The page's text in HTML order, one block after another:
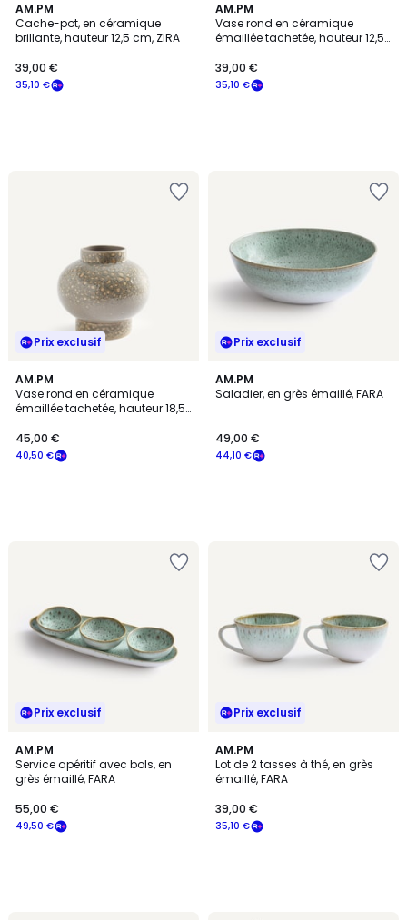
AM.PM
Cache-pot, en céramique
brillante, hauteur 12,5 cm, ZIRA
35,10 €
39,00 €
AM.PM
Vase rond en céramique
émaillée tachetée, hauteur 12,5
35,10 €
39,00 €
Prix exclusif
AM.PM
Vase rond en céramique
émaillée tachetée, hauteur 18,5
40,50 €
45,00 €
Prix exclusif
AM.PM
Saladier, en grès émaillé, FARA
44,10 €
49,00 €
Prix exclusif
AM.PM
Service apéritif avec bols, en
grès émaillé, FARA
49,50 €
55,00 €
Prix exclusif
AM.PM
Lot de 2 tasses à thé, en grès
émaillé, FARA
35,10 €
39,00 €